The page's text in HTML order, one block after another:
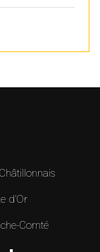
d’Or
Comté